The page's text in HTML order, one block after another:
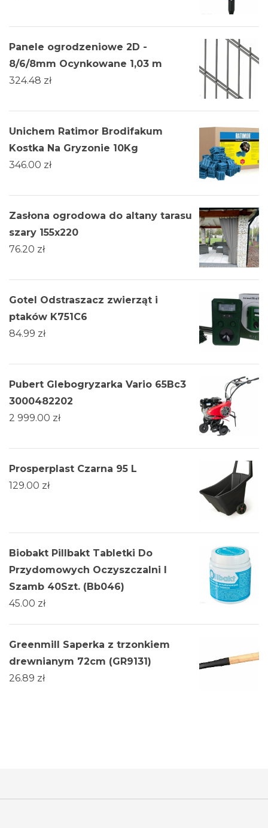
Panele ogrodzeniowe 2D -
8/6/8mm Ocynkowane 1,03 m
324.48 zł
Unichem Ratimor Brodifakum
Kostka Na Gryzonie 10Kg
346.00 zł
Zasłona ogrodowa do altany tarasu
szary 155x220
76.20 zł
Gotel Odstraszacz zwierząt i
ptaków K751C6
84.99 zł
Pubert Glebogryzarka Vario 65Bc3
3000482202
2 999.00 zł
Prosperplast Czarna 95 L
129.00 zł
Biobakt Pillbakt Tabletki Do
Przydomowych Oczyszczalni I
Szamb 40Szt. (Bb046)
45.00 zł
Greenmill Saperka z trzonkiem
drewnianym 72cm (GR9131)
26.89 zł